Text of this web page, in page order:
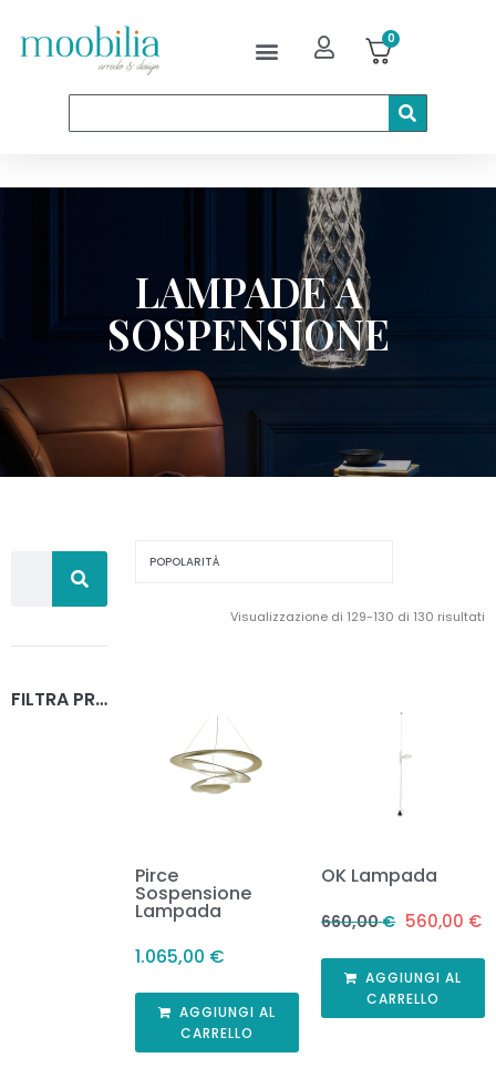
0
LAMPADE A
SOSPENSIONE
FILTRA PRODOTTI
Visualizzazione di 129-130 di 130 risultati
Pirce
Sospensione
Lampada
1.065,00 €
AGGIUNGI AL
CARRELLO
OK Lampada
660,00€ 560,00 €
AGGIUNGI AL
CARRELLO